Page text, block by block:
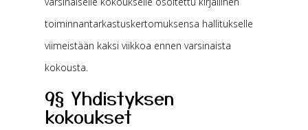
toiminnantarkastuskertomuksensa hallitukselle
viimeistään kaksi viikkoa ennen varsinaista
kokousta.
9§ Yhdistyksen
kokoukset